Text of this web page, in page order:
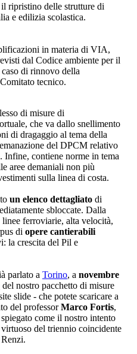
ripristino delle strutture di
e edilizia scolastica.
in materia di VIA,
dal Codice ambiente per il
di rinnovo della
tecnico.
di misure di
che va dallo snellimento
di dragaggio al tema della
del DPCM relativo
contiene norme in tema
aree demaniali non più
sulla linea di costa.
un elenco dettagliato di
sbloccate. Dalla
ferroviarie, alta velocità,
di opere cantierabili
la crescita del Pil e
parlato a Torino, a novembre
del nostro pacchetto di misure
slide - che potete scaricare a
del professorMarco Fortis,
come il nostro intento
del triennio coincidente